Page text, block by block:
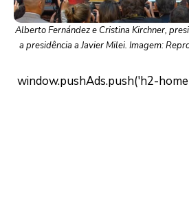
Alberto Fernández e Cristina Kirchner,
a presidência a Javier Milei. Imagem: